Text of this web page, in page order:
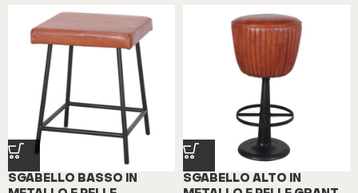
SGABELLO BASSO IN
SGABELLO ALTO IN